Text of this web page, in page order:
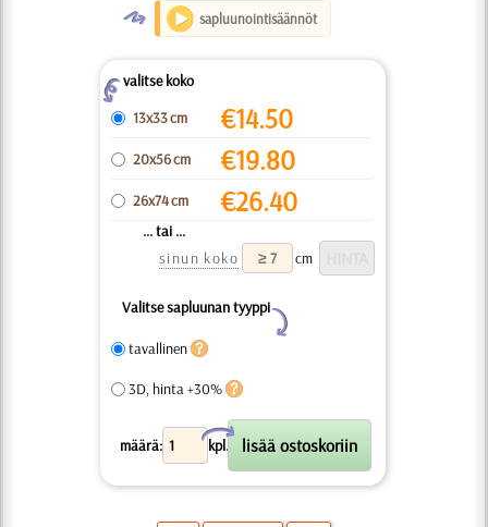
O sapluunointisäännöt
Zvalitse koko
13x33 cm
€14.50
20x56 cm €19.80
26x74 cm €26.40
... tai ...
sinun koko
cm
Valitse sapluunan tyyppi
Y
tavallinen
3D, hinta +30%
määrä: kpl.
X